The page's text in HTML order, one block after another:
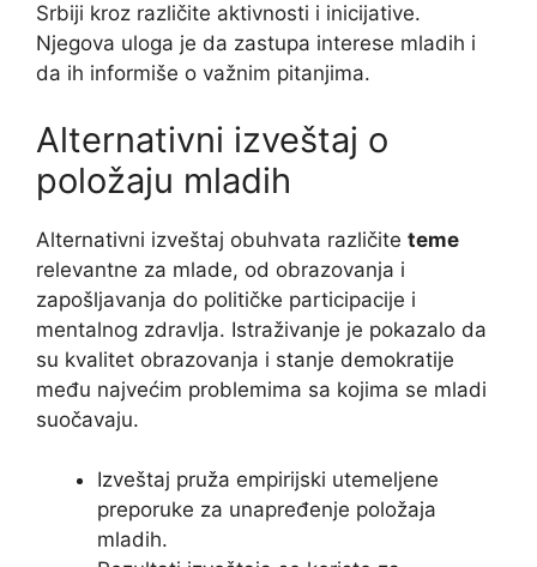
Srbiji kroz različite aktivnosti i inicijative.
Njegova uloga je da zastupa interese mladih i
da ih informiše o važnim pitanjima.
Alternativni izveštaj o
položaju mladih
Alternativni izveštaj obuhvata različite teme
relevantne za mlade, od obrazovanja i
zapošljavanja do političke participacije i
mentalnog zdravlja. Istraživanje je pokazalo da
su kvalitet obrazovanja i stanje demokratije
među najvećim problemima sa kojima se mladi
suočavaju.
Izveštaj pruža empirijski utemeljene
preporuke za unapređenje položaja
mladih.